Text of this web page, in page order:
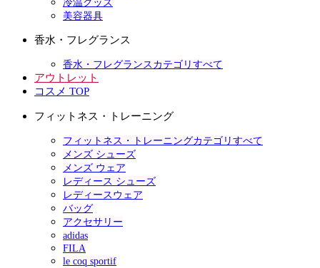
冷温グッズ
美容器具
香水・フレグランス
香水・フレグランスカテゴリすべて
アウトレット
コスメ TOP
フィットネス・トレーニング
フィットネス・トレーニングカテゴリすべて
メンズ シューズ
メンズ ウェア
レディース シューズ
レディースウェア
バッグ
アクセサリー
adidas
FILA
le coq sportif